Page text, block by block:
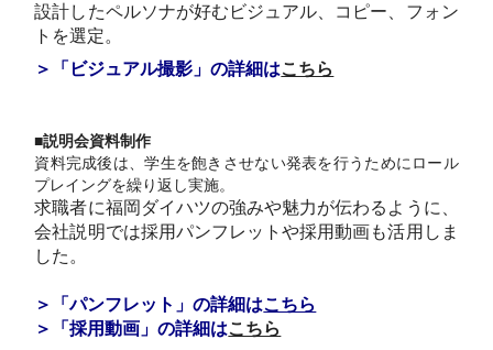
設計したペルソナが好むビジュアル、コピー、フォン
トを選定。
＞「ビジュアル撮影」の詳細はこちら
■説明会資料制作
資料完成後は、学生を飽きさせない発表を行うためにロール
プレイングを繰り返し実施。
求職者に福岡ダイハツの強みや魅力が伝わるように、
会社説明では採用パンフレットや採用動画も活用しま
した。
＞「パンフレット」の詳細はこちら
＞「採用動画」の詳細はこちら